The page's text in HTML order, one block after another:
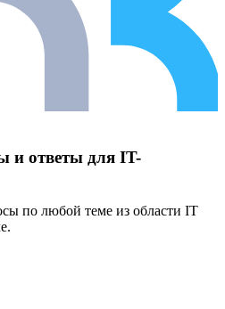
и ответы для IT-
по любой теме из области IT